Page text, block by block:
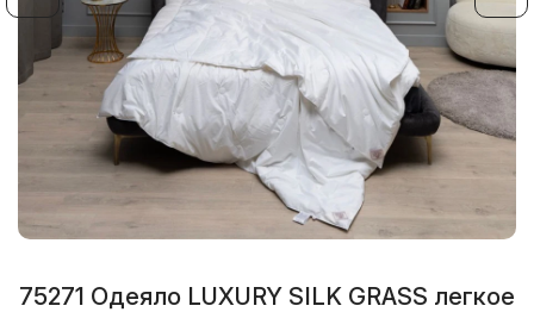
75271 Одеяло LUXURY SILK GRASS легкое